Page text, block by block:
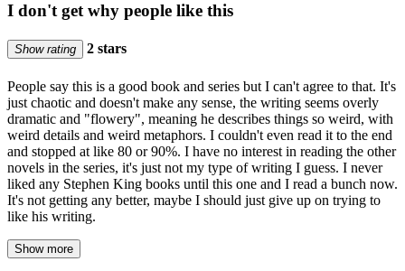
I don't get why people like this
Show rating 2 stars
People say this is a good book and series but I can't agree to that. It's
just chaotic and doesn't make any sense, the writing seems overly
dramatic and "flowery", meaning he describes things so weird, with
weird details and weird metaphors. I couldn't even read it to the end
and stopped at like 80 or 90%. I have no interest in reading the other
novels in the series, it's just not my type of writing I guess. I never
liked any Stephen King books until this one and I read a bunch now.
It's not getting any better, maybe I should just give up on trying to
like his writing.
Show more